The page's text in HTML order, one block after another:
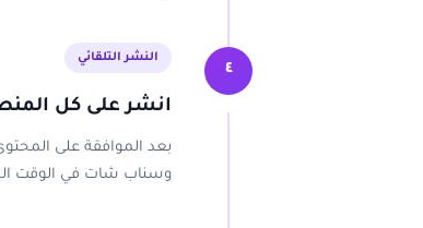
٤
النشر التلقائي
انشر على كل
وسناب شات في الوقت